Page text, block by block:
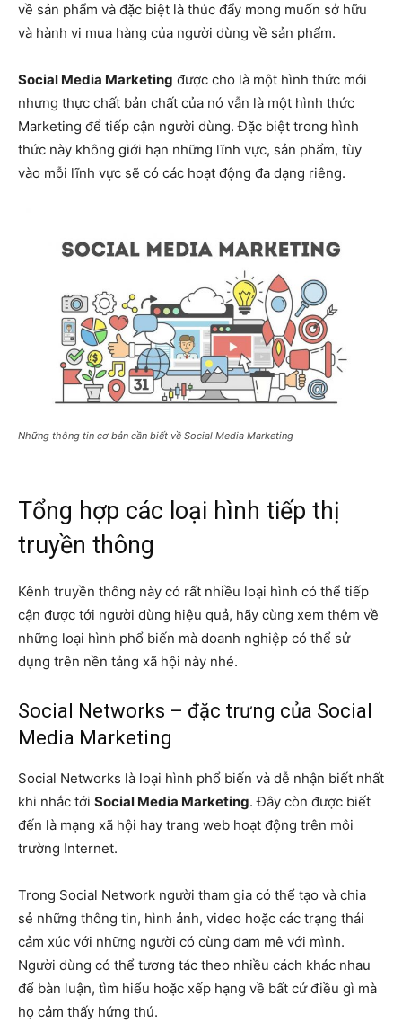
về sản phẩm và đặc biệt là thúc đẩy mong muốn sở hữu
và hành vi mua hàng của người dùng về sản phẩm.
Social Media Marketing được cho là một hình thức mới
nhưng thực chất bản chất của nó vẫn là một hình thức
Marketing để tiếp cận người dùng. Đặc biệt trong hình
thức này không giới hạn những lĩnh vực, sản phẩm, tùy
vào mỗi lĩnh vực sẽ có các hoạt động đa dạng riêng.
Những thông tin cơ bản cần biết về Social Media Marketing
Tổng hợp các loại hình tiếp thị
truyền thông
Kênh truyền thông này có rất nhiều loại hình có thể tiếp
cận được tới người dùng hiệu quả, hãy cùng xem thêm về
những loại hình phổ biến mà doanh nghiệp có thể sử
dụng trên nền tảng xã hội này nhé.
Social Networks – đặc trưng của Social
Media Marketing
Social Networks là loại hình phổ biến và dễ nhận biết nhất
khi nhắc tới Social Media Marketing. Đây còn được biết
đến là mạng xã hội hay trang web hoạt động trên môi
trường Internet.
Trong Social Network người tham gia có thể tạo và chia
sẻ những thông tin, hình ảnh, video hoặc các trạng thái
cảm xúc với những người có cùng đam mê với mình.
Người dùng có thể tương tác theo nhiều cách khác nhau
để bàn luận, tìm hiểu hoặc xếp hạng về bất cứ điều gì mà
họ cảm thấy hứng thú.